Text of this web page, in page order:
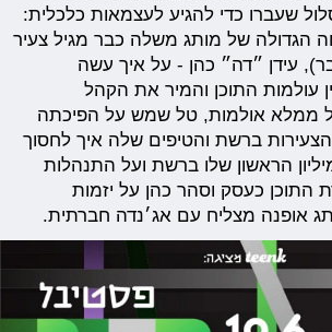
שעברו כדי להגיע לעצמאות כלכלית:
הגדולה של מותג משלה כבר מגיל צעיר
עידן ״דה״ כהן - על איך עשה
עולמות התוכן והמיר את הקהל
ממלא אולמות, טל שמש על הפיכתה
ברשת והטיפים שלה איך לחסוך
הראשון שלו ברשת ועל התנהלות
התוכן כעסק וסהר כהן על יזמות
אופנה מצליח עם אג׳נדה חברתית.